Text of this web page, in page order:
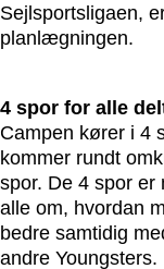
Sejlsportsligaen,
planlægningen.
4 spor for alle
Campen kører i 4
kommer rundt
spor. De 4 spor er
alle om, hvordan
bedre samtidig
andre Youngsters.